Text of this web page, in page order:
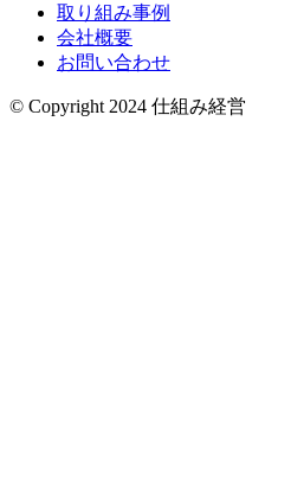
取り組み事例
会社概要
お問い合わせ
© Copyright 2024 仕組み経営